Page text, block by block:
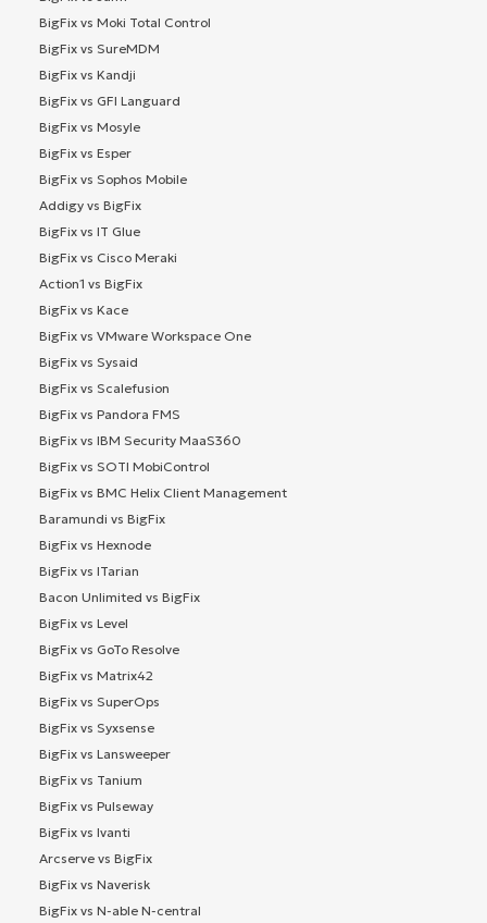
BigFix vs Moki Total Control
BigFix vs SureMDM
BigFix vs Kandji
BigFix vs GFI Languard
BigFix vs Mosyle
BigFix vs Esper
BigFix vs Sophos Mobile
Addigy vs BigFix
BigFix vs IT Glue
BigFix vs Cisco Meraki
Action1 vs BigFix
BigFix vs Kace
BigFix vs VMware Workspace One
BigFix vs Sysaid
BigFix vs Scalefusion
BigFix vs Pandora FMS
BigFix vs IBM Security MaaS360
BigFix vs SOTI MobiControl
BigFix vs BMC Helix Client Management
Baramundi vs BigFix
BigFix vs Hexnode
BigFix vs ITarian
Bacon Unlimited vs BigFix
BigFix vs Level
BigFix vs GoTo Resolve
BigFix vs Matrix42
BigFix vs SuperOps
BigFix vs Syxsense
BigFix vs Lansweeper
BigFix vs Tanium
BigFix vs Pulseway
BigFix vs Ivanti
Arcserve vs BigFix
BigFix vs Naverisk
BigFix vs N-able N-central